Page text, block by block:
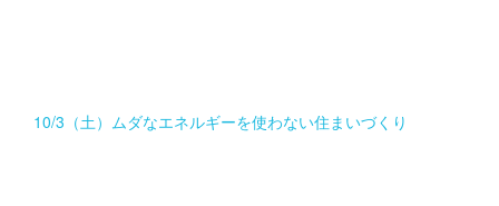
10/3（土）ムダなエネルギーを使わない住まいづくり